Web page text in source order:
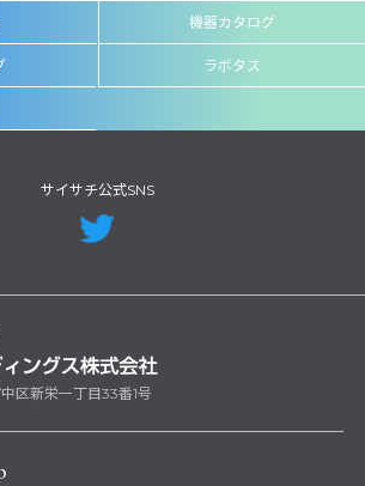
機器カタログ
ラボタス
サイサチ公式SNS
区新栄一丁目33番1号